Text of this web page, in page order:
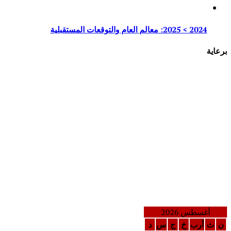
2024 > 2025: معالم العام والتوقعات المستقبلية
برعاية
أغسطس 2026
ن ث أرب خ ج س د